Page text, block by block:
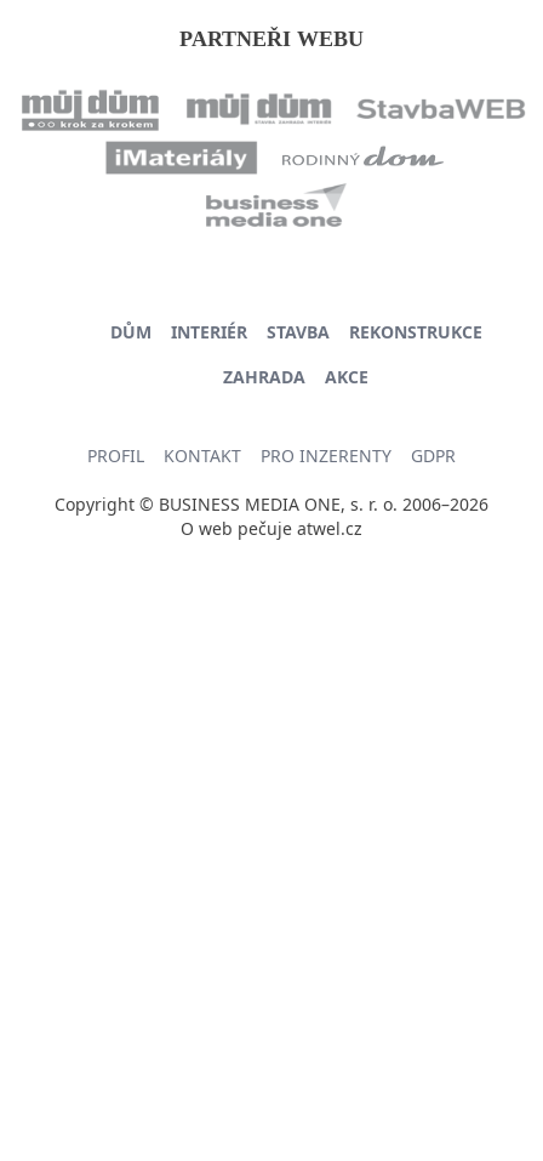
PARTNEŘI WEBU
DŮM INTERIÉR STAVBA
REKONSTRUKCE
ZAHRADA
AKCE
PROFIL KONTAKT PRO INZERENTY GDPR
Copyright © BUSINESS MEDIA ONE, s. r. o. 2006–2026